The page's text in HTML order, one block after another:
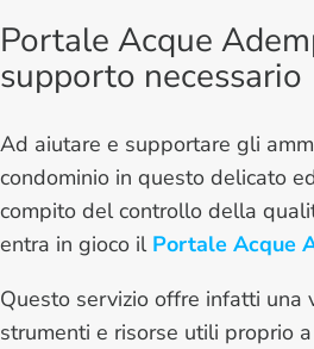
Portale Acque
supporto necessario
Ad aiutare e supportare gli
condominio in questo delicato
compito del controllo della
entra in gioco il Portale Acque
Questo servizio offre infatti una
strumenti e risorse utili proprio a